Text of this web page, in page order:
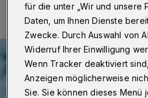
für die unter „Wir und unsere
Daten, um Ihnen Dienste
Zwecke. Durch Auswahl von
Widerruf Ihrer Einwilligung
Wenn Tracker deaktiviert
Anzeigen möglicherweise
Sie. Sie können dieses Menü